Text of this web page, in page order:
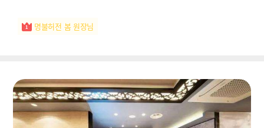
명불허전 봄 원장님